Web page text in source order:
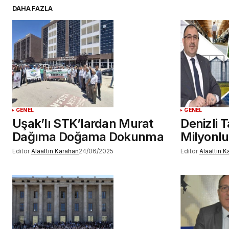
YORUM GÖNDER
DAHA FAZLA
GENEL
Uşak’lı STK’lardan Murat
Dağıma Doğama Dokunma
Editör Alaattin Karahan24/06/2025
GENEL
Denizli
Editör Alaattin